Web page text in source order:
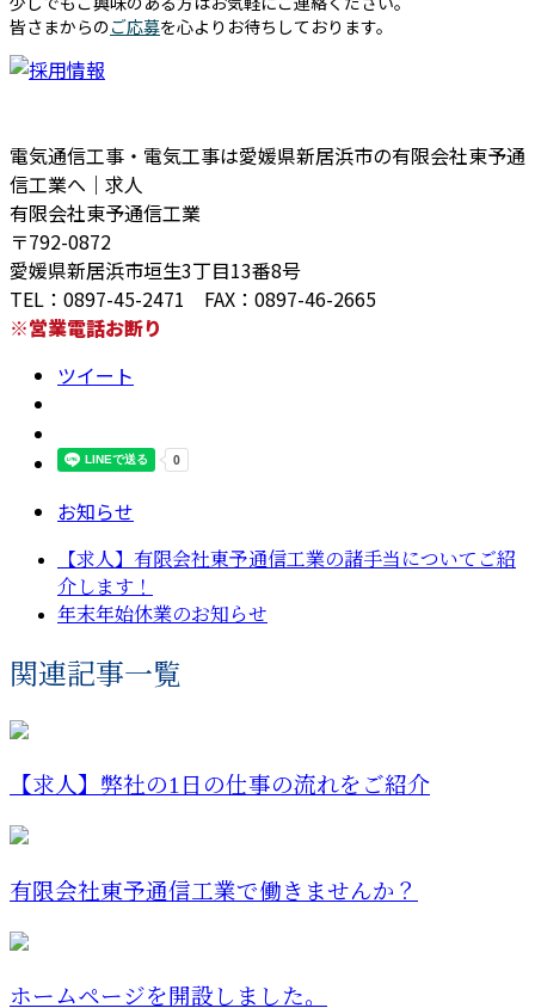
皆さまからのご応募を心よりお待ちしております。
電気通信工事・電気工事は愛媛県新居浜市の有限会社東予通
信工業へ｜求人
有限会社東予通信工業
〒792-0872
愛媛県新居浜市垣生3丁目13番8号
TEL：0897-45-2471 FAX：0897-46-2665
※営業電話お断り
ツイート
お知らせ
【求人】有限会社東予通信工業の諸手当についてご紹
介します！
年末年始休業のお知らせ
関連記事一覧
【求人】弊社の1日の仕事の流れをご紹介
有限会社東予通信工業で働きませんか？
ホームページを開設しました。